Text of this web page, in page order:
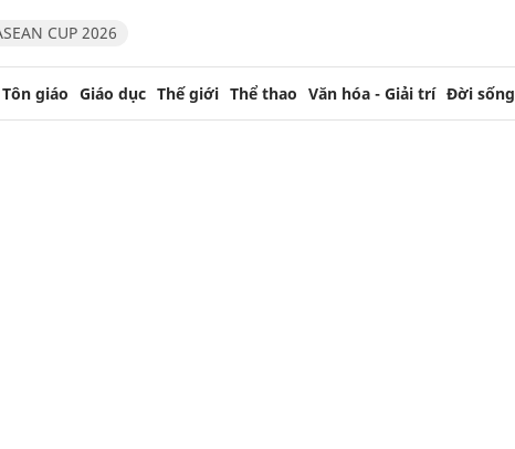
CUP 2026
giáo Giáo dục Thế giới Thể thao Văn hóa - Giải trí Đời sống